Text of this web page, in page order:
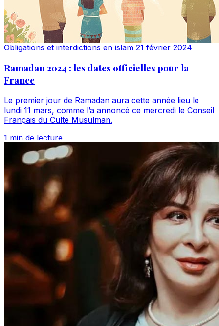
Obligations et interdictions en islam 21 février 2024
Ramadan 2024 : les dates officielles pour la
France
Le premier jour de Ramadan aura cette année lieu le
lundi 11 mars, comme l’a annoncé ce mercredi le Conseil
Français du Culte Musulman.
1 min de lecture